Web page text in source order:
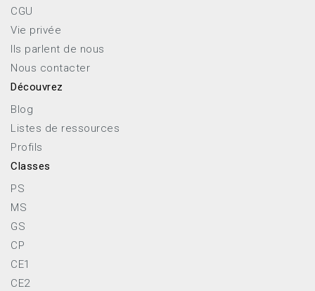
CGU
Vie privée
Ils parlent de nous
Nous contacter
Découvrez
Blog
Listes de ressources
Profils
Classes
PS
MS
GS
CP
CE1
CE2